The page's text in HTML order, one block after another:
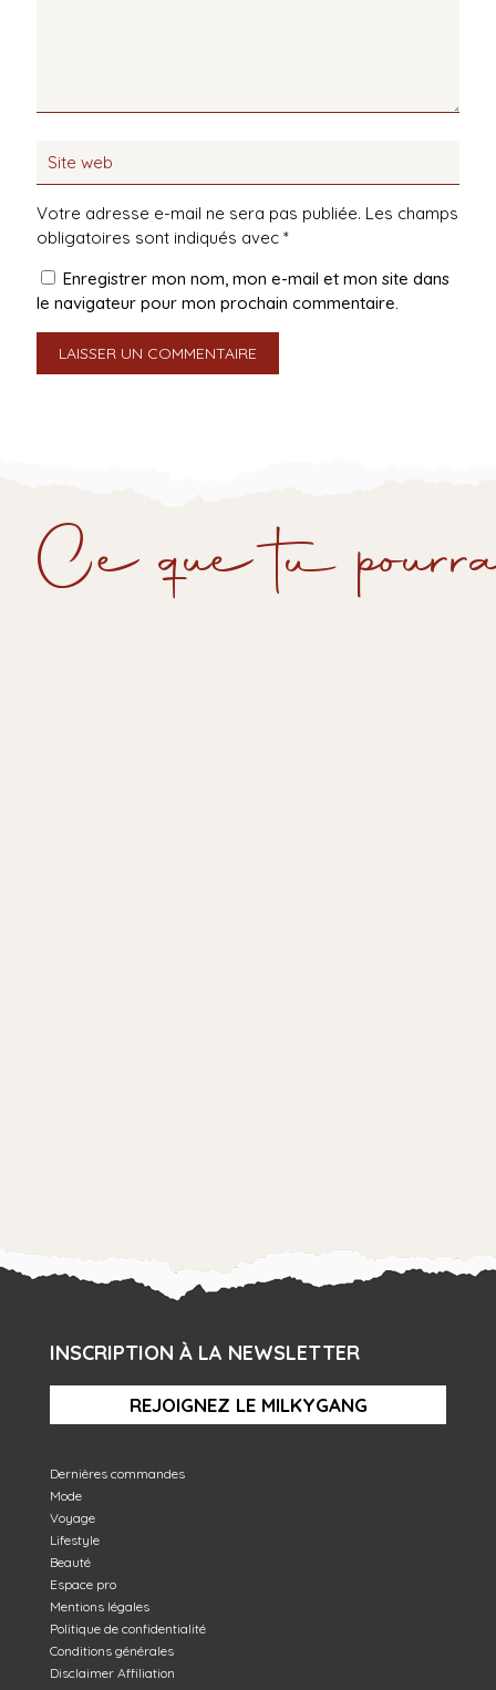
Votre adresse e-mail ne sera pas publiée. Les champs
obligatoires sont indiqués avec *
Enregistrer mon nom, mon e-mail et mon site dans
le navigateur pour mon prochain commentaire.
Ce que tu
INSCRIPTION À LA NEWSLETTER
REJOIGNEZ LE MILKYGANG
Dernières commandes
Mode
Voyage
Lifestyle
Beauté
Espace pro
Mentions légales
Politique de confidentialité
Conditions générales
Disclaimer Affiliation